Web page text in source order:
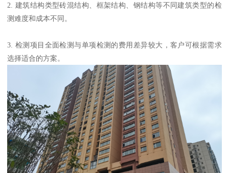
2. 建筑结构类型砖混结构、框架结构、钢结构等不同建筑类型的检
测难度和成本不同。
3. 检测项目全面检测与单项检测的费用差异较大，客户可根据需求
选择适合的方案。